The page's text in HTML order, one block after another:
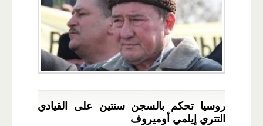
روسيا تحكم بالسجن سنتين على القيادي
التتري إيلمي أوميروف